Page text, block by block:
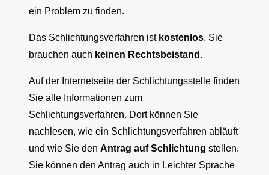
ein Problem zu finden.
Das Schlichtungsverfahren ist kostenlos. Sie
brauchen auch keinen Rechtsbeistand .
Auf der Internetseite der Schlichtungsstelle finden
Sie alle Informationen zum
Schlichtungsverfahren. Dort können Sie
nachlesen, wie ein Schlichtungsverfahren abläuft
und wie Sie den Antrag auf Schlichtung stellen.
Sie können den Antrag auch in Leichter Sprache